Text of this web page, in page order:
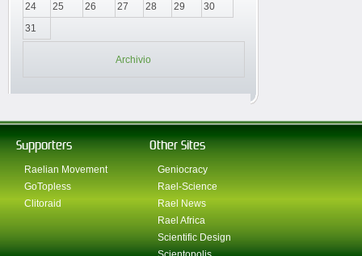
24
25 26 27 28 29
30
31
Archivio
Supporters
Raelian Movement
GoTopless
Clitoraid
Other Sites
Geniocracy
Rael-Science
Rael News
Rael Africa
Scientific Design